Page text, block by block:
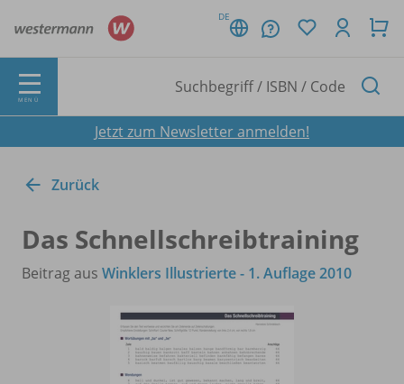
DE
MENÜ
Jetzt zum Newsletter anmelden!
Zurück
Das Schnellschreibtraining
Beitrag aus Winklers Illustrierte - 1. Auflage 2010